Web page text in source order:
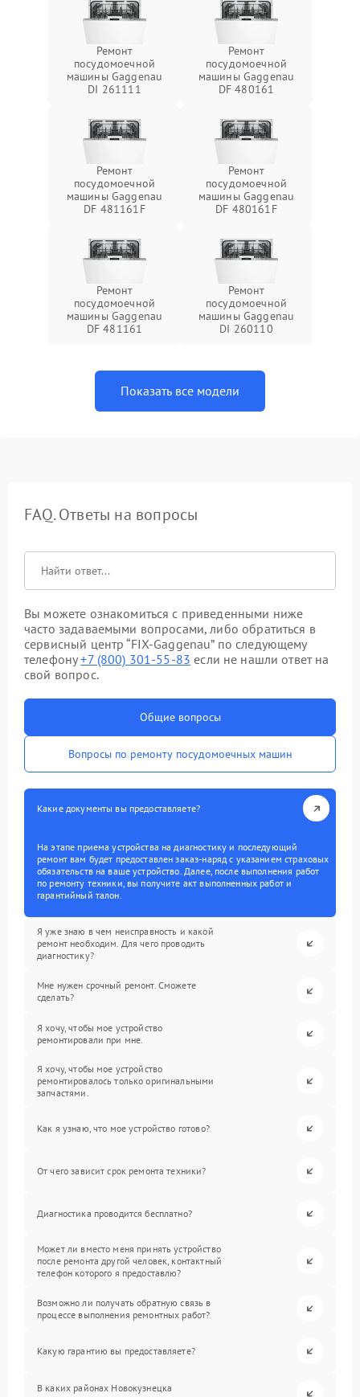
Ремонт
посудомоечной
машины Gaggenau
DI 261111
Ремонт
посудомоечной
машины Gaggenau
DF 480161
Ремонт
посудомоечной
машины Gaggenau
DF 481161F
Ремонт
посудомоечной
машины Gaggenau
DF 480161F
Ремонт
посудомоечной
машины Gaggenau
DF 481161
Ремонт
посудомоечной
машины Gaggenau
DI 260110
Показать все модели
FAQ. Ответы на вопросы
Вы можете ознакомиться с приведенными ниже
часто задаваемыми вопросами, либо обратиться в
сервисный центр “FIX-Gaggenau” по следующему
телефону+7 (800) 301-55-83 если не нашли ответ на
свой вопрос.
Общие вопросы
Вопросы по ремонту посудомоечных машин
Какие документы вы предоставляете?
На этапе приема устройства на диагностику и последующий
ремонт вам будет предоставлен заказ-наряд с указанием страховых
обязательств на ваше устройство. Далее, после выполнения работ
по ремонту техники, вы получите акт выполненных работ и
гарантийный талон.
Я уже знаю в чем неисправность и какой
ремонт необходим. Для чего проводить
диагностику?
Мне нужен срочный ремонт. Сможете
сделать?
Я хочу, чтобы мое устройство
ремонтировали при мне.
Я хочу, чтобы мое устройство
ремонтировалось только оригинальными
запчастями.
Как я узнаю, что мое устройство готово?
От чего зависит срок ремонта техники?
Диагностика проводится бесплатно?
Может ли вместо меня принять устройство
после ремонта другой человек, контактный
телефон которого я предоставлю?
Возможно ли получать обратную связь в
процессе выполнения ремонтных работ?
Какую гарантию вы предоставляете?
В каких районах Новокузнецка